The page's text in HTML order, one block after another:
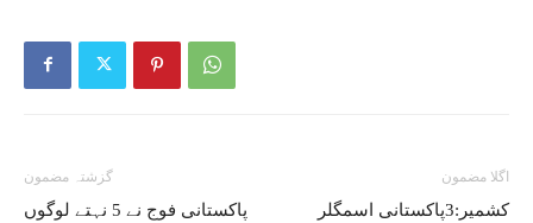
گزشتہ مضمون
پاکستانی فوج نے 5 نہتے لوگوں
اگلا مضمون
کشمیر:3پاکستانی اسمگلر